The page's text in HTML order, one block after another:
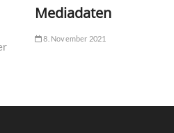
Mediadaten
8. November 2021